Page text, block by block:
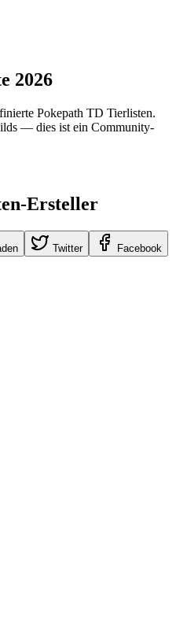
2026
Pokepath TD Tierlisten.
— dies ist ein Community-
Ersteller
Twitter Facebook